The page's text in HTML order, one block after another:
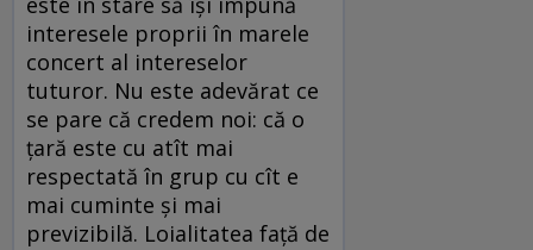
interesele proprii în marele
concert al intereselor
tuturor. Nu este adevărat ce
se pare că credem noi: că o
țară este cu atît mai
respectată în grup cu cît e
mai cuminte și mai
previzibilă. Loialitatea față de